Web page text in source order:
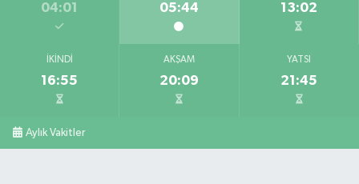
04:01 05:44 13:02
İKINDI
16:55
AKŞAM
20:09
YATSI
21:45
Aylık Vakitler